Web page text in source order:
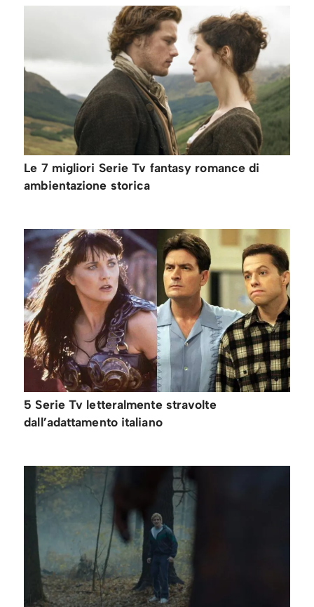
Le 7 migliori Serie Tv fantasy romance di
ambientazione storica
5 Serie Tv letteralmente stravolte
dall’adattamento italiano